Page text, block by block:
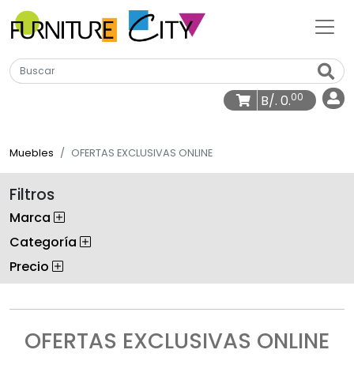
B/. 0.00
Muebles OFERTAS EXCLUSIVAS ONLINE
Filtros
Marca
Categoría
Precio
OFERTAS EXCLUSIVAS ONLINE